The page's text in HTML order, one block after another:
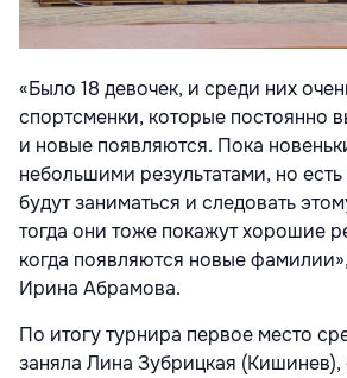
«Было 18 девочек, и среди них
спортсменки, которые постоянно
и новые появляются. Пока
небольшими результатами, но
будут заниматься и следовать
тогда они тоже покажут хорошие
когда появляются новые
Ирина Абрамова.
По итогу турнира первое место
заняла Лина Зубрицкая